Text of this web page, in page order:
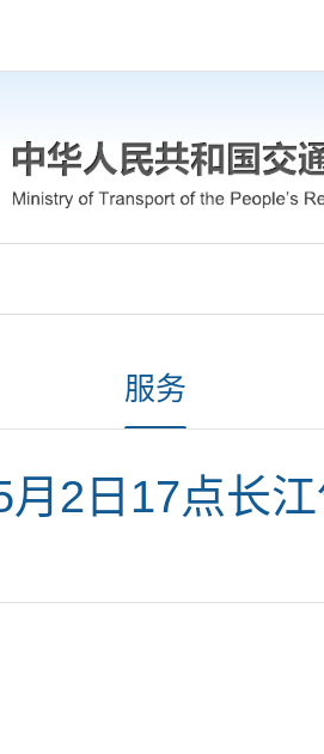
服务
月2日17点长